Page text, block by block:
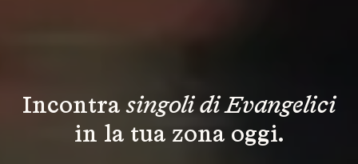
Incontra singoli di Evangelici
in la tua zona oggi.